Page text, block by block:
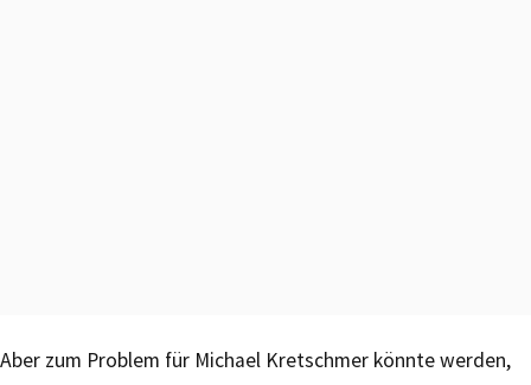
Aber zum Problem für Michael Kretschmer könnte werden,